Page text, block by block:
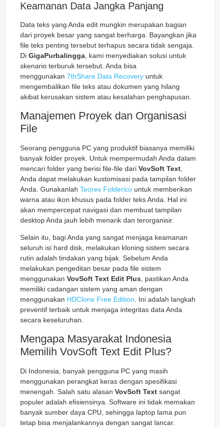
Keamanan Data Jangka Panjang
Data teks yang Anda edit mungkin merupakan bagian
dari proyek besar yang sangat berharga. Bayangkan jika
file teks penting tersebut terhapus secara tidak sengaja.
Di GigaPurbalingga, kami menyediakan solusi untuk
skenario terburuk tersebut. Anda bisa
menggunakan 7thShare Data Recovery untuk
mengembalikan file teks atau dokumen yang hilang
akibat kerusakan sistem atau kesalahan penghapusan.
Manajemen Proyek dan Organisasi
File
Seorang pengguna PC yang produktif biasanya memiliki
banyak folder proyek. Untuk mempermudah Anda dalam
mencari folder yang berisi file-file dari VovSoft Text
Anda dapat melakukan kustomisasi pada tampilan folder
Anda. Gunakanlah Teorex Folderico untuk memberikan
warna atau ikon khusus pada folder teks Anda. Hal ini
akan mempercepat navigasi dan membuat tampilan
desktop Anda jauh lebih menarik dan terorganisir.
Selain itu, bagi Anda yang sangat menjaga keamanan
seluruh isi hard disk, melakukan kloning sistem secara
rutin adalah tindakan yang bijak. Sebelum Anda
melakukan pengeditan besar pada file sistem
menggunakan VovSoft Text Edit Plus, pastikan Anda
memiliki cadangan sistem yang aman dengan
menggunakan HDClone Free Edition. Ini adalah langkah
preventif terbaik untuk menjaga integritas data Anda
secara keseluruhan.
Mengapa Masyarakat Indonesia
Memilih VovSoft Text Edit Plus?
Di Indonesia, banyak pengguna PC yang masih
menggunakan perangkat keras dengan spesifikasi
menengah. Salah satu alasan VovSoft Text sangat
populer adalah efisiensinya. Software ini tidak memakan
banyak sumber daya CPU, sehingga laptop lama pun
tetap bisa menjalankannya dengan sangat lancar.